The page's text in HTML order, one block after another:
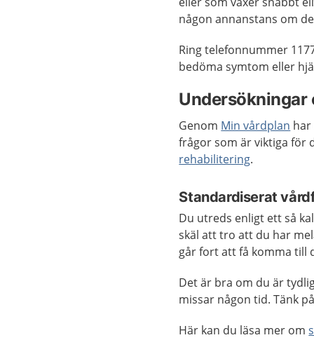
någon annanstans om
Ring telefonnummer
bedöma symtom eller
Undersökningar
Genom Min vårdplan har
frågor som är viktiga för
rehabilitering.
Standardiserat
Du utreds enligt ett så
skäl att tro att du har
går fort att få komma till
Det är bra om du är
missar någon tid. Tänk
Här kan du läsa mer om